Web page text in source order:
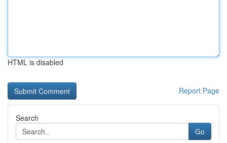
HTML is disabled
Report Page
Search
Go